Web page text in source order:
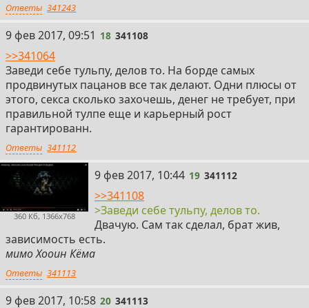
Ответы 341243
18
9 фев 2017, 09:51 18 341108
>>341064
Заведи себе тульпу, делов то. На борде самых
продвинутых пацанов все так делают. Одни плюсы от
этого, секса сколько захочешь, денег не требует, при
правильной тулпе еще и карьерный рост
гарантированн.
Ответы 341112
360 Кб, 1366x768
19
9 фев 2017, 10:44 19 341112
>>341108
>Заведи себе тульпу, делов то.
Двачую. Сам так сделал, брат жив,
зависимость есть.
мимо Хооин Кёма
Ответы 341113
20
9 фев 2017, 10:58 20 341113